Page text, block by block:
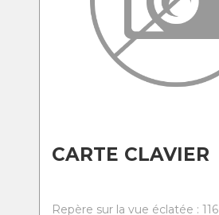
CARTE CLAVIER
Repère sur la vue éclatée : 116